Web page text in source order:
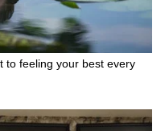
to feeling your best every